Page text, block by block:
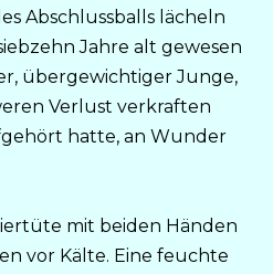
Abschlussballs lächeln
Jahre alt gewesen
übergewichtiger Junge,
Verlust verkraften
hatte, an Wunder
mit beiden Händen
vor Kälte. Eine feuchte